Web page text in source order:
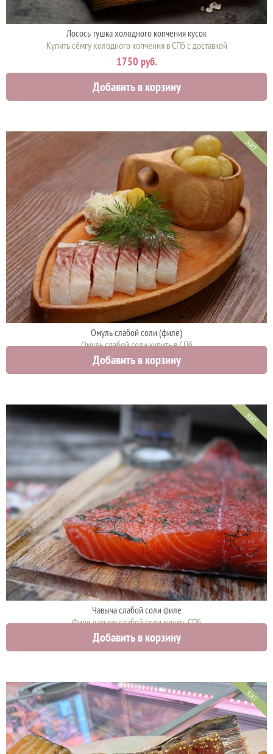
Лосось тушка холодного копчения кусок
Купить сёмгу холодного копчения в СПб с доставкой
1750 руб.
Добавить в корзину
ХИТ
Омуль слабой соли (филе)
Омуль слабой соли купить в СПб
1900 руб.
Добавить в корзину
ХИТ
Чавыча слабой соли филе
Филе чавычи слабой соли купить СПб
1950 руб.
Добавить в корзину
ХИТ